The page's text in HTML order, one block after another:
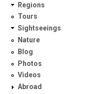
Regions
Tours
Sightseeings
Nature
Blog
Photos
Videos
Abroad